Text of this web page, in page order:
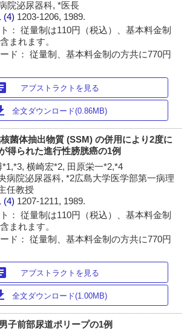
院泌尿器科, *医長
(4) 1203-1206, 1989.
： 従量制は110円（税込）、基本料金制
まれます。
ド： 従量制、基本料金制の方共に770円
アブストラクトを見る
全文ダウンロード(0.86MB)
菌体抽出物質 (SSM) の併用により2度に
得られた進行性膀胱癌の1例
横崎宏*2, 田原栄一*2,*4
病院泌尿器科, *2広島大学医学部第一病理
任教授
(4) 1207-1211, 1989.
： 従量制は110円（税込）、基本料金制
まれます。
ド： 従量制、基本料金制の方共に770円
アブストラクトを見る
全文ダウンロード(1.00MB)
子前部尿道ポリープの1例